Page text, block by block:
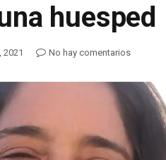
huesped
2021 No hay comentarios